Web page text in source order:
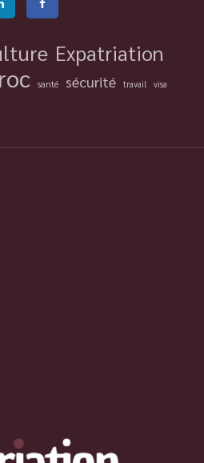
Expatriation
santé sécurité travail visa